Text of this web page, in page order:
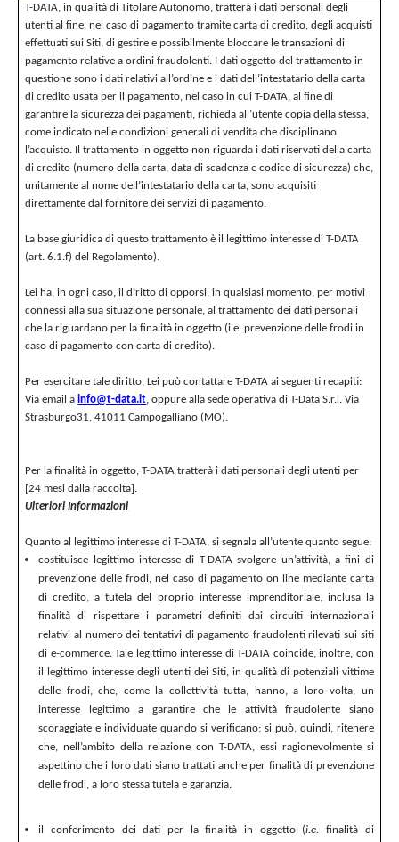
T-DATA, in qualità di Titolare Autonomo, tratterà i dati personali degli
utenti al fine, nel caso di pagamento tramite carta di credito, degli acquisti
effettuati sui Siti, di gestire e possibilmente bloccare le transazioni di
pagamento relative a ordini fraudolenti. I dati oggetto del trattamento in
questione sono i dati relativi all’ordine e i dati dell’intestatario della carta
di credito usata per il pagamento, nel caso in cui T-DATA, al fine di
garantire la sicurezza dei pagamenti, richieda all’utente copia della stessa,
come indicato nelle condizioni generali di vendita che disciplinano
l’acquisto. Il trattamento in oggetto non riguarda i dati riservati della carta
di credito (numero della carta, data di scadenza e codice di sicurezza) che,
unitamente al nome dell’intestatario della carta, sono acquisiti
direttamente dal fornitore dei servizi di pagamento.
La base giuridica di questo trattamento è il legittimo interesse di T-DATA
(art. 6.1.f) del Regolamento).
Lei ha, in ogni caso, il diritto di opporsi, in qualsiasi momento, per motivi
connessi alla sua situazione personale, al trattamento dei dati personali
che la riguardano per la finalità in oggetto (i.e. prevenzione delle frodi in
caso di pagamento con carta di credito).
Per esercitare tale diritto, Lei può contattare T-DATA ai seguenti recapiti:
Via email ainfo@t-data.it, oppure alla sede operativa di T-Data S.r.l. Via
Strasburgo31, 41011 Campogalliano (MO).
Per la finalità in oggetto, T-DATA tratterà i dati personali degli utenti per
[24 mesi dalla raccolta].
Ulteriori Informazioni
Quanto al legittimo interesse di T-DATA, si segnala all’utente quanto segue:
costituisce legittimo interesse di T-DATA svolgere un’attività, a fini di
prevenzione delle frodi, nel caso di pagamento on line mediante carta
di credito, a tutela del proprio interesse imprenditoriale, inclusa la
finalità di rispettare i parametri definiti dai circuiti internazionali
relativi al numero dei tentativi di pagamento fraudolenti rilevati sui siti
di e-commerce. Tale legittimo interesse di T-DATA coincide, inoltre, con
il legittimo interesse degli utenti dei Siti, in qualità di potenziali vittime
delle frodi, che, come la collettività tutta, hanno, a loro volta, un
interesse legittimo a garantire che le attività fraudolente siano
scoraggiate e individuate quando si verificano; si può, quindi, ritenere
che, nell’ambito della relazione con T-DATA, essi ragionevolmente si
aspettino che i loro dati siano trattati anche per finalità di prevenzione
delle frodi, a loro stessa tutela e garanzia.
il conferimento dei dati per la finalità in oggetto (i.e.finalità di